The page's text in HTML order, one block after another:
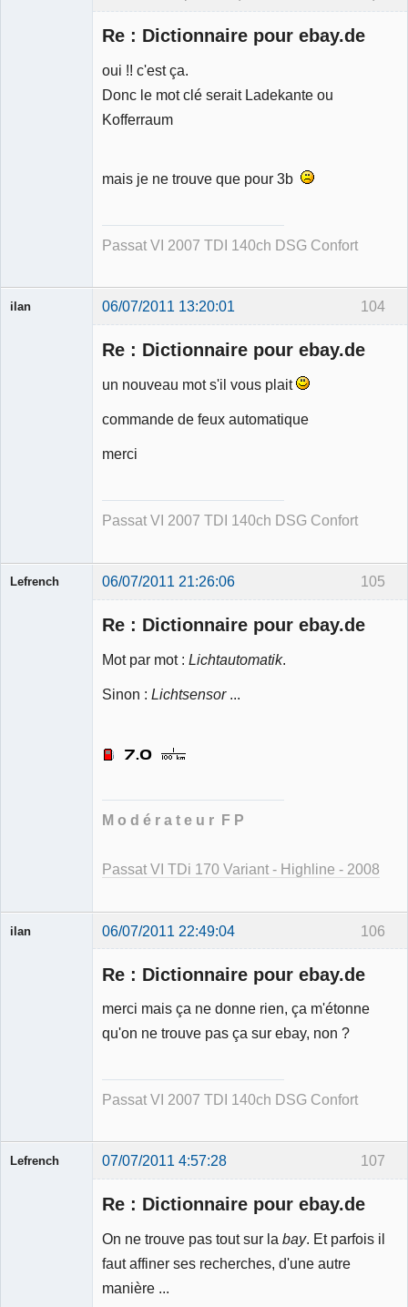
Re : Dictionnaire pour ebay.de
oui !! c'est ça.
Donc le mot clé serait Ladekante ou
Kofferraum
mais je ne trouve que pour 3b
Passat VI 2007 TDI 140ch DSG Confort
104
ilan 06/07/2011 13:20:01
Re : Dictionnaire pour ebay.de
un nouveau mot s'il vous plait
commande de feux automatique
merci
Passat VI 2007 TDI 140ch DSG Confort
105
Lefrench 06/07/2011 21:26:06
Re : Dictionnaire pour ebay.de
Mot par mot : Lichtautomatik.
Sinon : Lichtsensor...
M o d é r a t e u r F P
Passat VI TDi 170 Variant - Highline - 2008
106
ilan 06/07/2011 22:49:04
Re : Dictionnaire pour ebay.de
merci mais ça ne donne rien, ça m'étonne
qu'on ne trouve pas ça sur ebay, non ?
Passat VI 2007 TDI 140ch DSG Confort
107
Lefrench 07/07/2011 4:57:28
Re : Dictionnaire pour ebay.de
On ne trouve pas tout sur la bay. Et parfois il
faut affiner ses recherches, d'une autre
manière ...